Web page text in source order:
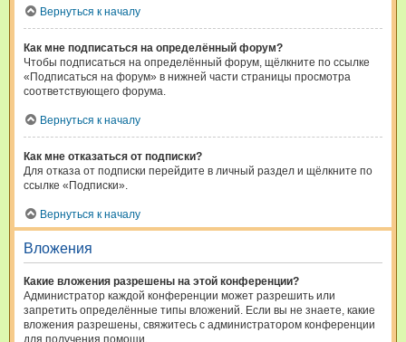
Вернуться к началу
Как мне подписаться на определённый форум?
Чтобы подписаться на определённый форум, щёлкните по ссылке
«Подписаться на форум» в нижней части страницы просмотра
соответствующего форума.
Вернуться к началу
Как мне отказаться от подписки?
Для отказа от подписки перейдите в личный раздел и щёлкните по
ссылке «Подписки».
Вернуться к началу
Вложения
Какие вложения разрешены на этой конференции?
Администратор каждой конференции может разрешить или
запретить определённые типы вложений. Если вы не знаете, какие
вложения разрешены, свяжитесь с администратором конференции
для получения помощи.